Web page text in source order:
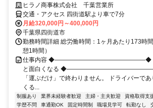
ヒラノ商事株式会社 千葉営業所
交通・アクセス 四街道駅より車で7分
月給320,000円～400,000円
千葉県四街道市
勤務時間詳細 総労働時間：1ヶ月あたり173時
憩1時間）
仕事内容 ◆―――――――――――――――◆ そ
と面白くなる ◆―――――――――――――――◆
「運ぶだけ」で終わりません。 ドライバーで
くる...
制服あり 業界未経験者歓迎 主婦・主夫歓迎 資格取得支
学歴不問
車通勤OK 固定時間制 職場見学可 転勤なし